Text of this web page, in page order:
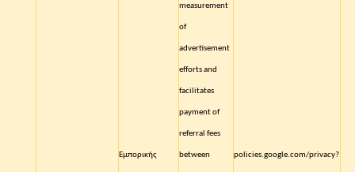
Εμπορικής
measurement
of
advertisement
efforts and
facilitates
payment of
referral fees
between policies.google.com/privacy?